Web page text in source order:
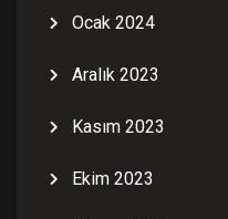
Ocak 2024
Aralık 2023
Kasım 2023
Ekim 2023